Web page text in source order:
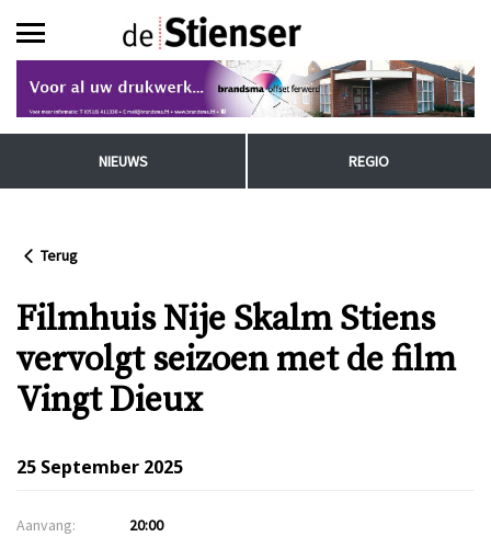
NIEUWS REGIO
Terug
Filmhuis Nije Skalm Stiens
vervolgt seizoen met de film
Vingt Dieux
25 September 2025
Aanvang:
20:00